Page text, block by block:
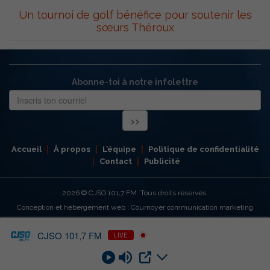
Un tournoi de golf bénéfice pour soutenir les
sœurs Théroux
Abonne-toi à notre infolettre
Accueil À propos L’équipe
Politique de confidentialité
Contact
Publicité
2026 © CJSO 101,7 FM. Tous droits réservés.
Conception et hébergement web : Cournoyer communication marketing
CJSO 101,7 FM LIVE